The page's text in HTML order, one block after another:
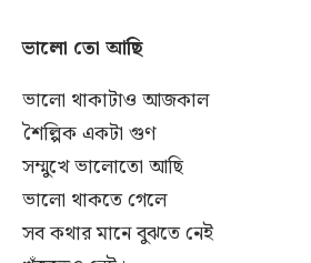
ভালো তো আছি
ভালো থাকাটাও আজকাল
শৈল্পিক একটা গুণ
সম্মুখে ভালোতো আছি
ভালো থাকতে গেলে
সব কথার মানে বুঝতে নেই